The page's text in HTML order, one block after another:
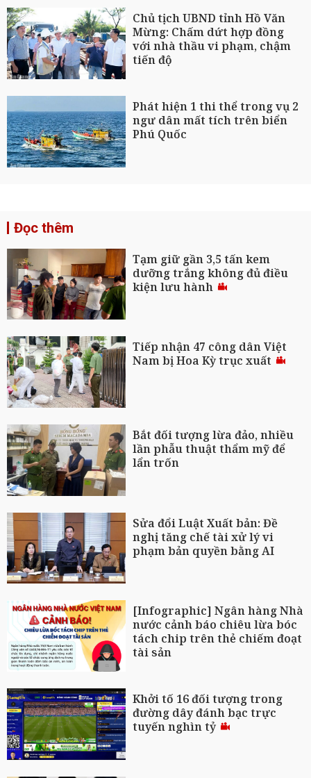
Chủ tịch UBND tỉnh Hồ Văn
Mừng: Chấm dứt hợp đồng
với nhà thầu vi phạm, chậm
tiến độ
Phát hiện 1 thi thể trong vụ 2
ngư dân mất tích trên biển
Phú Quốc
Đọc thêm
Tạm giữ gần 3,5 tấn kem
dưỡng trắng không đủ điều
kiện lưu hành
Tiếp nhận 47 công dân Việt
Nam bị Hoa Kỳ trục xuất
Bắt đối tượng lừa đảo, nhiều
lần phẫu thuật thẩm mỹ để
lẩn trốn
Sửa đổi Luật Xuất bản: Đề
nghị tăng chế tài xử lý vi
phạm bản quyền bằng AI
[Infographic] Ngân hàng Nhà
nước cảnh báo chiêu lừa bóc
tách chip trên thẻ chiếm đoạt
tài sản
Khởi tố 16 đối tượng trong
đường dây đánh bạc trực
tuyến nghìn tỷ